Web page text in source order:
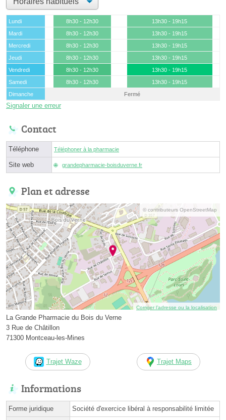
Lundi 8h30 - 12h30
13h30 - 19h15
Mardi
8h30 - 12h30
13h30 - 19h15
Mercredi
8h30 - 12h30
13h30 - 19h15
Jeudi
8h30 - 12h30
13h30 - 19h15
Vendredi
8h30 - 12h30
13h30 - 19h15
Samedi
8h30 - 12h30
13h30 - 19h15
Dimanche
Fermé
Signaler une erreur
Contact
Téléphone Téléphoner à la pharmacie
Site web grandepharmacie-boisduverne.fr
Plan et adresse
© contributeurs OpenStreetMap
Corriger l’adresse ou la localisation
La Grande Pharmacie du Bois du Verne
3 Rue de Châtillon
71300 Montceau-les-Mines
Trajet Waze Trajet Maps
Informations
Forme juridique Société d'exercice libéral à responsabilité limitée